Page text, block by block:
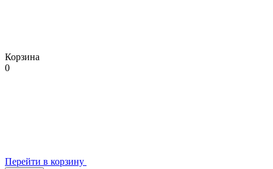
Корзина
0
Перейти в корзину